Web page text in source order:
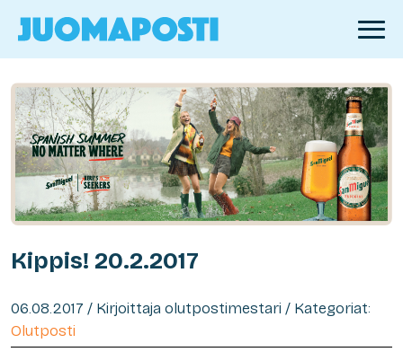
Kippis! 20.2.2017
06.08.2017 / Kirjoittaja olutpostimestari / Kategoriat:
Olutposti